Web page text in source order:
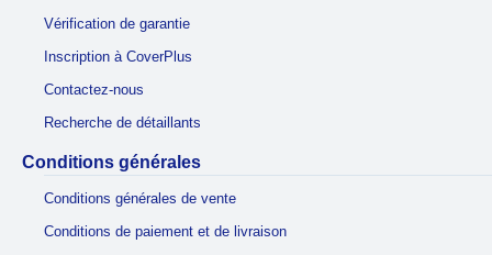
Vérification de garantie
Inscription à CoverPlus
Contactez-nous
Recherche de détaillants
Conditions générales
Conditions générales de vente
Conditions de paiement et de livraison